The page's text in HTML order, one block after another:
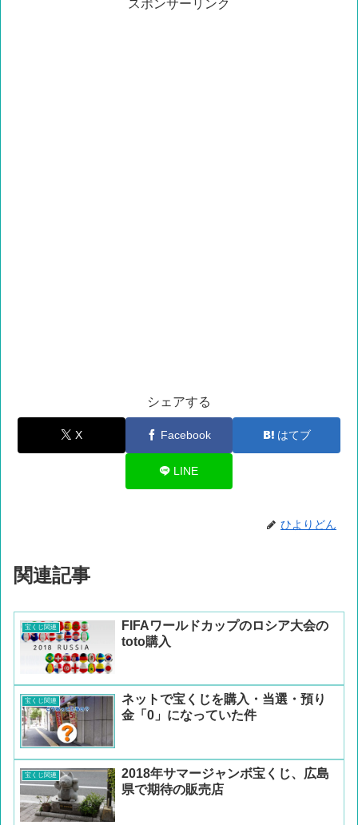
スポンサーリンク
シェアする
X Facebook はてブ
LINE
ひよりどん
関連記事
宝くじ関連
FIFAワールドカップのロシア大会の
toto購入
宝くじ関連
ネットで宝くじを購入・当選・預り
金「0」になっていた件
宝くじ関連
2018年サマージャンボ宝くじ、広島
県で期待の販売店